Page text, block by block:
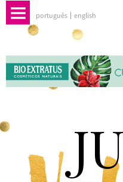
português english